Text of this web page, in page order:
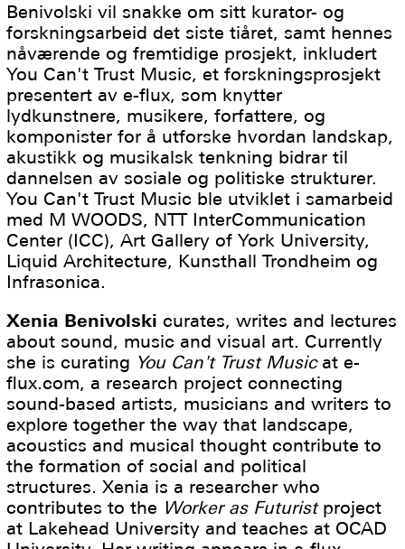
Benivolski vil snakke om sitt kurator- og
forskningsarbeid det siste tiåret, samt hennes
nåværende og fremtidige prosjekt, inkludert
You Can't Trust Music, et forskningsprosjekt
presentert av e-flux, som knytter
lydkunstnere, musikere, forfattere, og
komponister for å utforske hvordan landskap,
akustikk og musikalsk tenkning bidrar til
dannelsen av sosiale og politiske strukturer.
You Can't Trust Music ble utviklet i samarbeid
med M WOODS, NTT InterCommunication
Center (ICC), Art Gallery of York University,
Liquid Architecture, Kunsthall Trondheim og
Infrasonica.
Xenia Benivolski curates, writes and lectures
about sound, music and visual art. Currently
she is curating You Can't Trust Music at e-
flux.com, a research project connecting
sound-based artists, musicians and writers to
explore together the way that landscape,
acoustics and musical thought contribute to
the formation of social and political
structures. Xenia is a researcher who
contributes to the Worker as Futuristproject
at Lakehead University and teaches at OCAD